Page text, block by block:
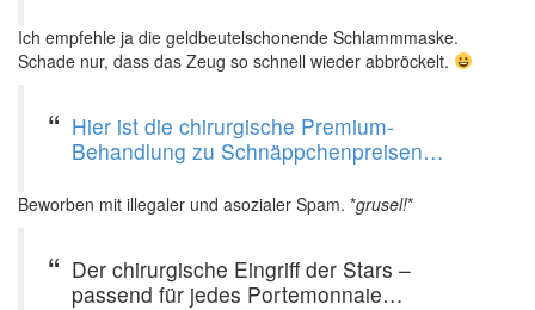
Ich empfehle ja die geldbeutelschonende Schlammmaske.
Schade nur, dass das Zeug so schnell wieder abbröckelt.
Hier ist die chirurgische Premium-
Behandlung zu Schnäppchenpreisen…
Beworben mit illegaler und asozialer Spam. *grusel!*
Der chirurgische Eingriff der Stars –
passend für jedes Portemonnaie…